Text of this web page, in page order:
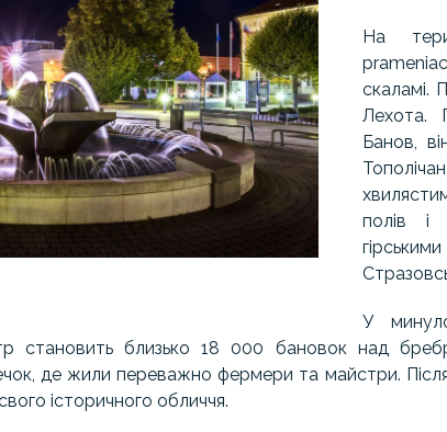
На
скаламі.
Лехота.
Банов,
полів і
У
становить близько 18 000 бановок над
де жили переважно фермери та майстри.
історичного обличчя.